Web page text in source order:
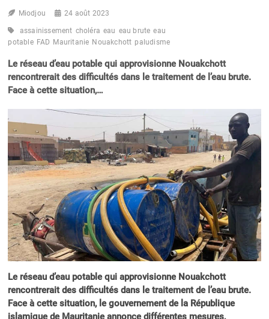
Miodjou 24 août 2023
assainissement choléra eau eau brute eau
potable FAD Mauritanie Nouakchott paludisme
Le réseau d’eau potable qui approvisionne Nouakchott
rencontrerait des difficultés dans le traitement de l’eau brute.
Face à cette situation,…
Le réseau d’eau potable qui approvisionne Nouakchott
rencontrerait des difficultés dans le traitement de l’eau brute.
Face à cette situation, le gouvernement de la République
islamique de Mauritanie annonce différentes mesures,